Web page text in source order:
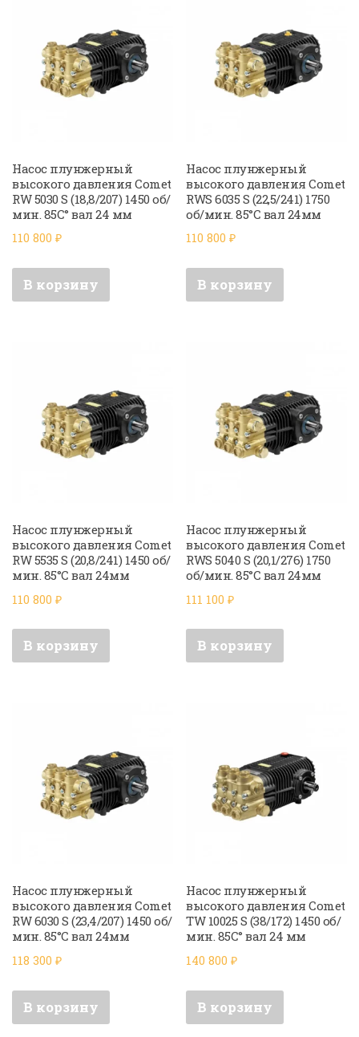
Насос плунжерный
высокого давления Comet
RW 5030 S (18,8/207) 1450 об/
мин. 85C° вал 24 мм
110 800 ₽
В корзину
Насос плунжерный
высокого давления Comet
RWS 6035 S (22,5/241) 1750
об/мин. 85°C вал 24мм
110 800₽
В корзину
Насос плунжерный
высокого давления Comet
RW 5535 S (20,8/241) 1450 об/
мин. 85°C вал 24мм
110 800 ₽
В корзину
Насос плунжерный
высокого давления Comet
RWS 5040 S (20,1/276) 1750
об/мин. 85°C вал 24мм
111 100₽
В корзину
Насос плунжерный
высокого давления Comet
RW 6030 S (23,4/207) 1450 об/
мин. 85°C вал 24мм
118 300 ₽
В корзину
Насос плунжерный
высокого давления Comet
TW 10025 S (38/172) 1450 об/
мин. 85C° вал 24 мм
140 800₽
В корзину